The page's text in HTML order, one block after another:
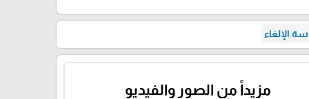
الإلغاء
مزيداً من الصور والفيديو